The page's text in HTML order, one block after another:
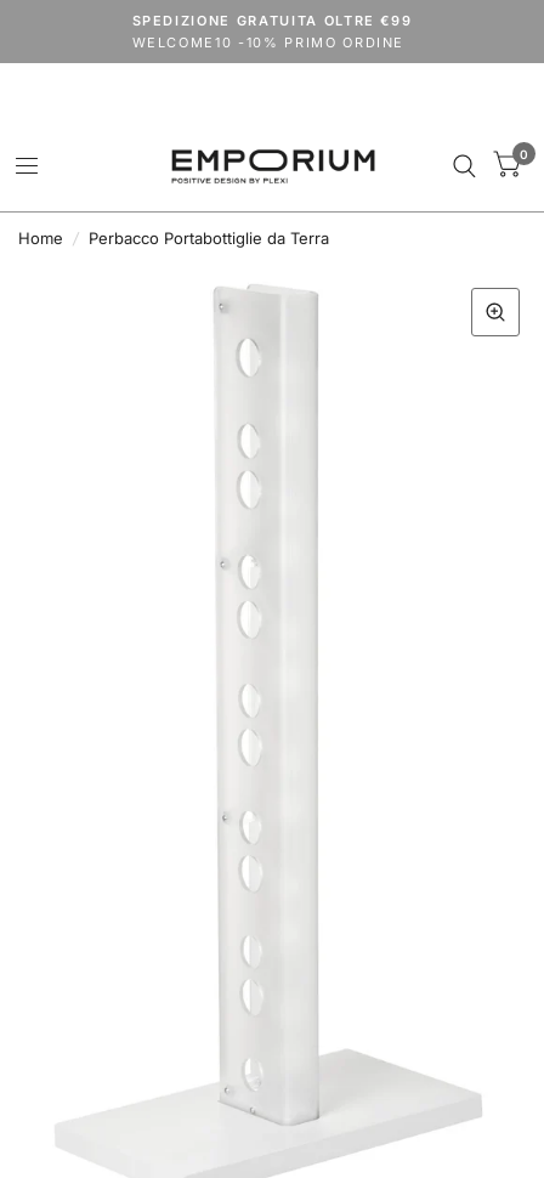
SPEDIZIONE GRATUITA OLTRE €99
WELCOME10 -10% PRIMO ORDINE
Spedizioni dal 24 agosto.
VACANZE2026extra 15% su tutto il catalogo (outlet escluso)
0
Home / Perbacco Portabottiglie da Terra